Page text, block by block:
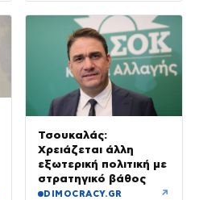
Τσουκαλάς:
Χρειάζεται άλλη
εξωτερική πολιτική με
στρατηγικό βάθος
DIMOCRACY.GR ↗